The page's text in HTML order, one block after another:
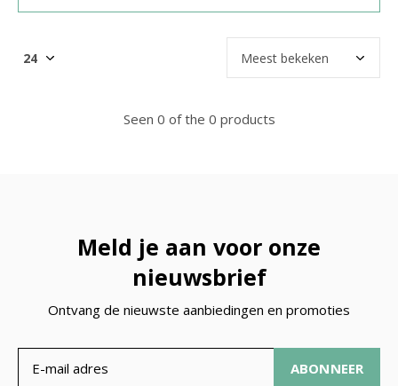
Seen 0 of the 0 products
Meld je aan voor onze
nieuwsbrief
Ontvang de nieuwste aanbiedingen en promoties
ABONNEER